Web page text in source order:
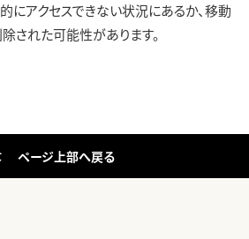
にアクセスできない状況にあるか、移動
された可能性があります。
ページ上部へ戻る